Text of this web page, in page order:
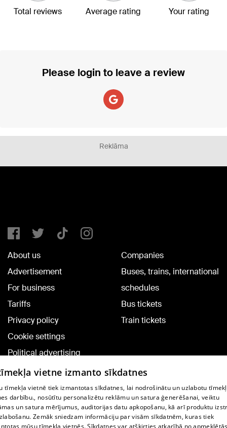
Total reviews Average rating Your rating
Please login to leave a review
Reklāma
About us
Advertisement
For business
Tariffs
Privacy policy
Cookie settings
Political advertising
Cookie policy
Commenting terms
Companies
Buses, trains, international
schedules
Bus tickets
Train tickets
TV program
Contract rules
vietne izmanto sīkdatnes
tīmekļa vietnē tiek izmantotas sīkdatnes, lai nodrošinātu un uzlabotu
darbību., nosūtītu personalizētu reklāmu un satura ģenerēšanai, veiktu
un satura mērījumus, auditorijas datu apkopošanu, kā arī produktu
Zemāk sniedzam informāciju par visām sīkdatnēm, kuras tiek
mūsu tīmekļa vietnēs. Sīkdatnes var atšķirties atkarībā no